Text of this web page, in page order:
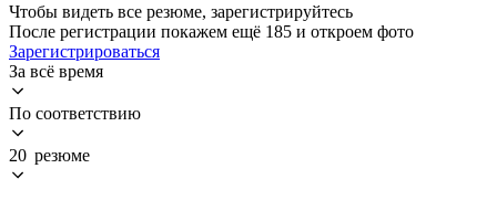
Чтобы видеть все резюме, зарегистрируйтесь
После регистрации покажем ещё 185 и откроем фото
Зарегистрироваться
За всё время
По соответствию
20 резюме